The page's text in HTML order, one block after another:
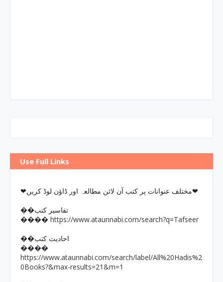
Use Full Links
❤مختلف عنوانات پر کتب آن لائن مطالعہ اور ڈاؤن لوڈ کریں❤
��تفاسیر کتب
���� https://www.ataunnabi.com/search?q=Tafseer
��احادیث کتب
����
https://www.ataunnabi.com/search/label/All%20Hadis%2
0Books?&max-results=21&m=1